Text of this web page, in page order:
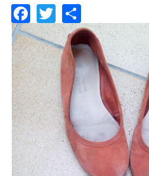
Facebook
Twitter